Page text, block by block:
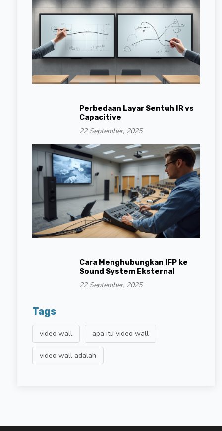
Perbedaan Layar Sentuh IR vs
Capacitive
22 September, 2025
Cara Menghubungkan IFP ke
Sound System Eksternal
22 September, 2025
Tags
video wall apa itu video wall
video wall adalah